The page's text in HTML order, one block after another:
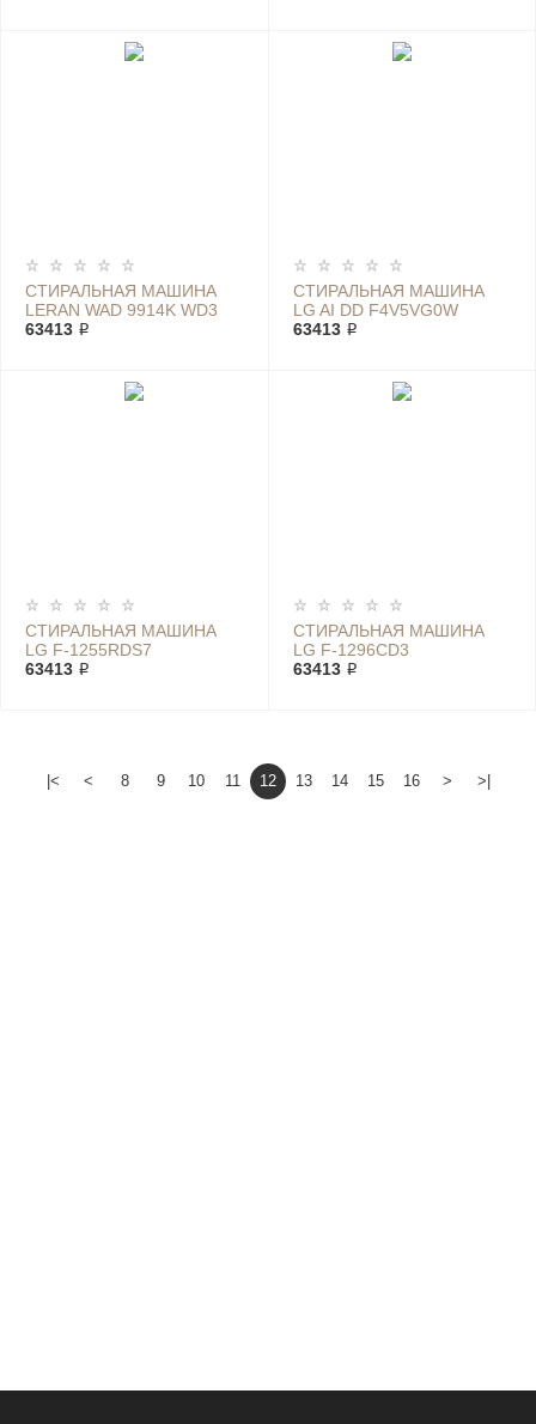
СТИРАЛЬНАЯ МАШИНА
LERAN WAD 9914K WD3
63413 ₽
СТИРАЛЬНАЯ МАШИНА
LG AI DD F4V5VG0W
63413 ₽
СТИРАЛЬНАЯ МАШИНА
LG F-1255RDS7
63413 ₽
СТИРАЛЬНАЯ МАШИНА
LG F-1296CD3
63413 ₽
|< < 8 9 10 11 12 13 14 15 16 > >|